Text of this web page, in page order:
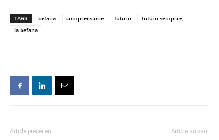
TAGS befana comprensione futuro
futuro semplice;
la befana
Article précédent Article suivant